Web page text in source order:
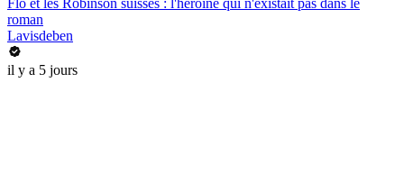
Flo et les Robinson suisses : l'héroïne qui n'existait pas dans le
roman
Lavisdeben
il y a 5 jours